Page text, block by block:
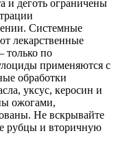
и деготь ограничены
Системные
лекарственные
только по
применяются с
обработки
уксус, керосин и
ожогами,
Не вскрывайте
рубцы и вторичную